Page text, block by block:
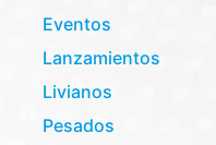
Eventos
Lanzamientos
Livianos
Pesados